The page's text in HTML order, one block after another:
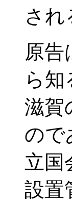
され
原告
ら
滋賀
ので
立国
設置